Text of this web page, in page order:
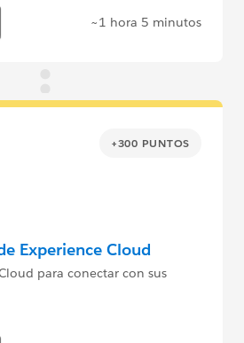
~1 hora 5 minutos
+300 PUNTOS
Experience Cloud
para conectar con sus